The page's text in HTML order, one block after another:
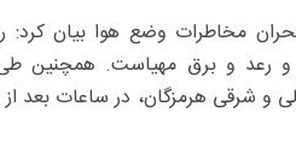
و رعد و برق مهیاست.
و شرقی هرمزگان، در ساعات بعد